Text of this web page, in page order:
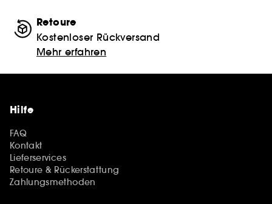
Retoure
Kostenloser Rückversand
Mehr erfahren
Hilfe
FAQ
Kontakt
Lieferservices
Retoure & Rückerstattung
Zahlungsmethoden